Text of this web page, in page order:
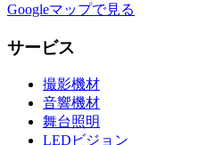
Googleマップで見る
サービス
撮影機材
音響機材
舞台照明
LEDビジョン